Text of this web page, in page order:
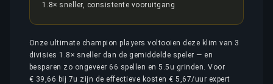
1.8× sneller, consistente vooruitgang
Onze ultimate champion players voltooien deze klim van 3
divisies 1.8× sneller dan de gemiddelde speler — en
besparen zo ongeveer 66 spellen en 5.5u grinden. Voor
€ 39,66 bij 7u zijn de effectieve kosten € 5,67/uur expert